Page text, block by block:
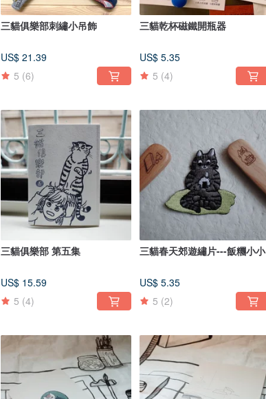
三貓俱樂部刺繡小吊飾
US$ 21.39
5 (6)
三貓乾杯磁鐵開瓶器
US$ 5.35
5 (4)
三貓俱樂部 第五集
US$ 15.59
5 (4)
三貓春天郊遊繡片---飯糰小小
US$ 5.35
5 (2)